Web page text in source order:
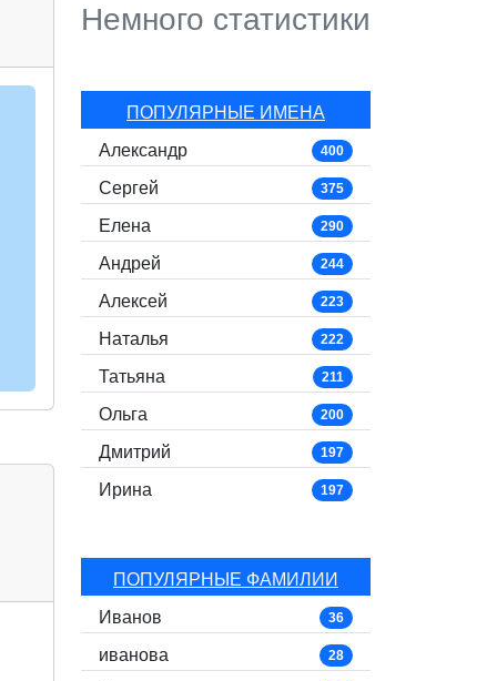
Немного статистики
ПОПУЛЯРНЫЕ ИМЕНА
Александр
400
Сергей 375
Елена 290
Андрей 244
Алексей 223
Наталья 222
Татьяна 211
Ольга 200
Дмитрий 197
Ирина 197
ПОПУЛЯРНЫЕ ФАМИЛИИ
Иванов
36
иванова 28